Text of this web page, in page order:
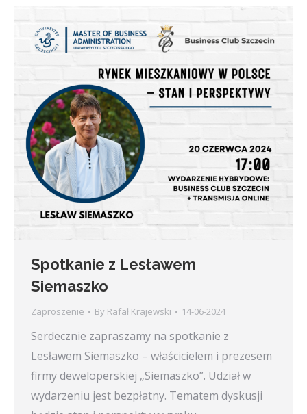
Spotkanie z Lesławem
Siemaszko
Zaproszenie By Rafał Krajewski 14-06-2024
Serdecznie zapraszamy na spotkanie z
Lesławem Siemaszko – właścicielem i prezesem
firmy deweloperskiej „Siemaszko”. Udział w
wydarzeniu jest bezpłatny. Tematem dyskusji